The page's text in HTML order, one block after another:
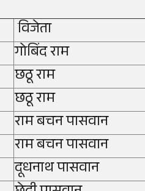
विजेता
गोबिंद राम
छठू राम
छठू राम
राम बचन पासवान
राम बचन पासवान
दूधनाथ पासवान